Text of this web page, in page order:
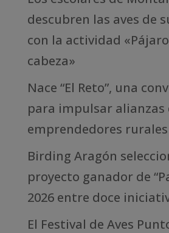
descubren las aves de
con la actividad
cabeza»
Nace “El Reto”, una
para impulsar alianzas
emprendedores
Birding Aragón
proyecto ganador de
2026 entre doce
El Festival de Aves